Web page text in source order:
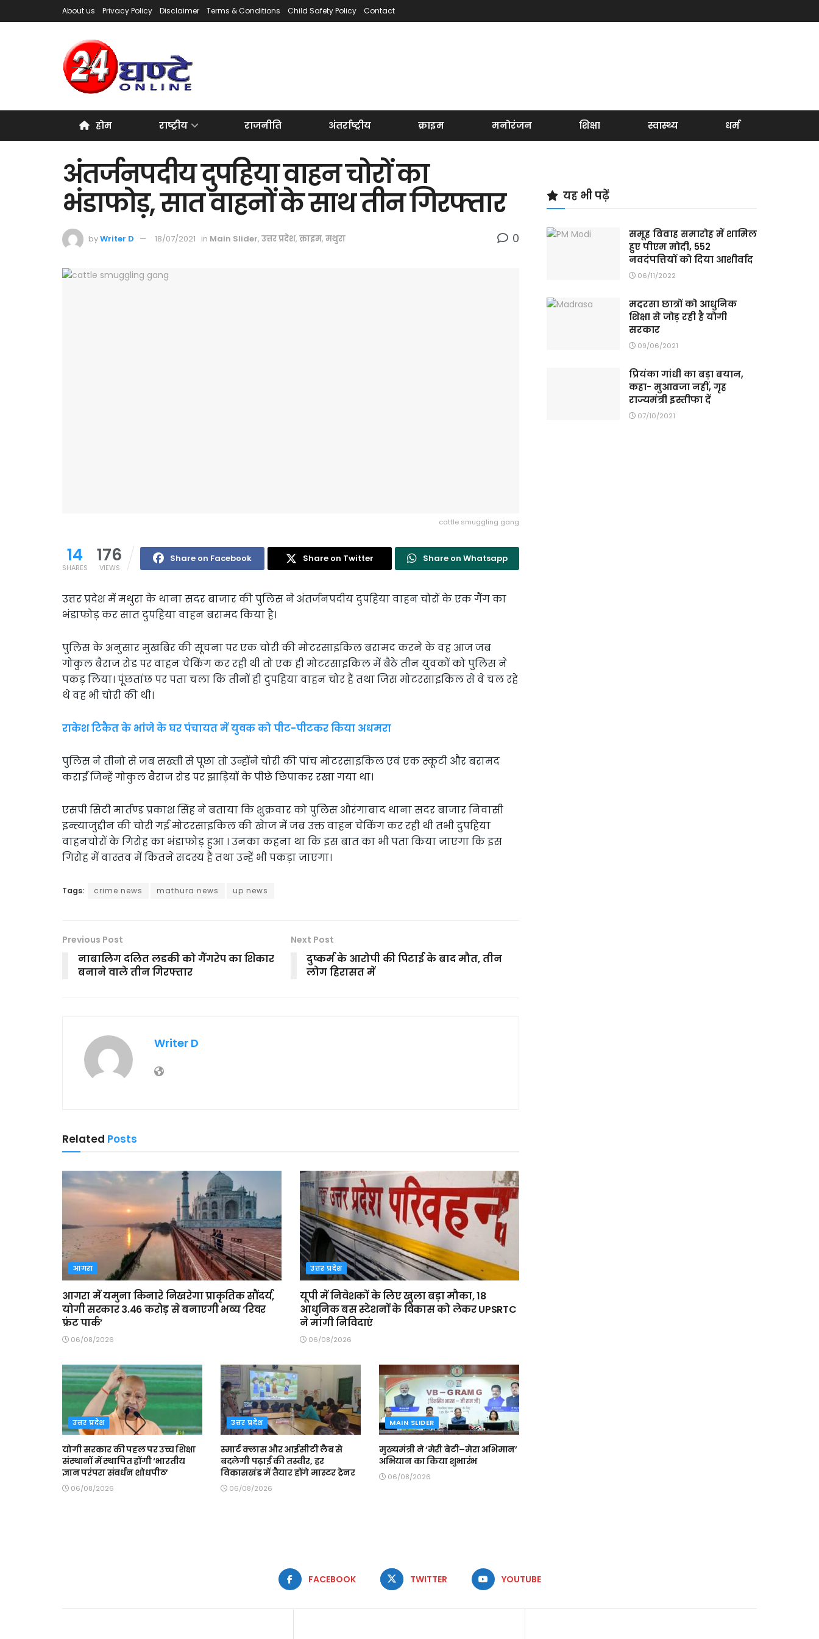
About us Privacy Policy Disclaimer Terms & Conditions Child Safety Policy Contact
होम राष्ट्रीय राजनीति अंतर्राष्ट्रीय क्राइम मनोरंजन शिक्षा स्वास्थ्य धर्म
अंतर्जनपदीय दुपहिया वाहन चोरों का
भंडाफोड़, सात वाहनों के साथ तीन गिरफ्तार
byWriter D 18/07/2021 in Main Slider, उत्तर प्रदेश, क्राइम, मथुरा 0
cattle smuggling gang
14
SHARES
176
VIEWS
Share on Facebook Share on Twitter Share on Whatsapp
उत्तर प्रदेश में मथुरा के थाना सदर बाजार की पुलिस ने अंतर्जनपदीय दुपहिया वाहन चोरों के एक गैंग का
भंडाफोड़ कर सात दुपहिया वाहन बरामद किया है।
पुलिस के अनुसार मुखबिर की सूचना पर एक चोरी की मोटरसाइकिल बरामद करने के वह आज जब
गोकुल बैराज रोड पर वाहन चेकिंग कर रही थी तो एक ही मोटरसाइकिल में बैठे तीन युवकों को पुलिस ने
पकड़ लिया। पूंछतांछ पर पता चला कि तीनों ही दुपहिया वाहन चोर हैं तथा जिस मोटरसाइकिल से वे चल रहे
थे वह भी चोरी की थी।
राकेश टिकैत के भांजे के घर पंचायत में युवक को पीट-पीटकर किया अधमरा
पुलिस ने तीनो से जब सख्ती से पूछा तो उन्होंने चोरी की पांच मोटरसाइकिल एवं एक स्कूटी और बरामद
कराईं जिन्हें गोकुल बैराज रोड पर झाड़ियों के पीछे छिपाकर रखा गया था।
एसपी सिटी मार्तण्ड प्रकाश सिंह ने बताया कि शुक्रवार को पुलिस औरंगाबाद थाना सदर बाजार निवासी
इन्त्याजुद्दीन की चोरी गई मोटरसाइकिल की खेाज में जब उक्त वाहन चेकिंग कर रही थी तभी दुपहिया
वाहनचोरों के गिरोह का भंडाफोड़ हुआ । उनका कहना था कि इस बात का भी पता किया जाएगा कि इस
गिरोह में वास्तव में कितने सदस्य हैं तथा उन्हें भी पकड़ा जाएगा।
Tags: crime news mathura news up news
Previous Post
नाबालिग दलित लडकी को गैंगरेप का शिकार
बनाने वाले तीन गिरफ्तार
Next Post
दुष्कर्म के आरोपी की पिटाई के बाद मौत, तीन
लोग हिरासत में
Writer D
Related Posts
आगरा
आगरा में यमुना किनारे निखरेगा प्राकृतिक सौंदर्य,
योगी सरकार 3.46 करोड़ से बनाएगी भव्य ‘रिवर
फ्रंट पार्क’
06/08/2026
उत्तर प्रदेश
यूपी में निवेशकों के लिए खुला बड़ा मौका, 18
आधुनिक बस स्टेशनों के विकास को लेकर UPSRTC
ने मांगी निविदाएं
06/08/2026
उत्तर प्रदेश
योगी सरकार की पहल पर उच्च शिक्षा
संस्थानों में स्थापित होंगी ‘भारतीय
ज्ञान परंपरा संवर्धन शोधपीठ’
06/08/2026
उत्तर प्रदेश
स्मार्ट क्लास और आईसीटी लैब से
बदलेगी पढ़ाई की तस्वीर, हर
विकासखंड में तैयार होंगे मास्टर ट्रेनर
06/08/2026
MAIN SLIDER
मुख्यमंत्री ने ‘मेरी बेटी–मेरा अभिमान’
अभियान का किया शुभारंभ
06/08/2026
यह भी पढ़ें
समूह विवाह समारोह में शामिल
हुए पीएम मोदी, 552
नवदंपत्तियों को दिया आशीर्वाद
06/11/2022
मदरसा छात्रों को आधुनिक
शिक्षा से जोड़ रही है योगी
सरकार
09/06/2021
प्रियंका गांधी का बड़ा बयान,
कहा- मुआवजा नहीं, गृह
राज्यमंत्री इस्तीफा दें
07/10/2021
FACEBOOK TWITTER YOUTUBE